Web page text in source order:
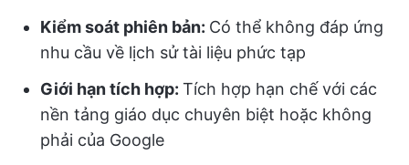
Kiểm soát phiên bản: Có thể không đáp ứng
nhu cầu về lịch sử tài liệu phức tạp
Giới hạn tích hợp: Tích hợp hạn chế với các
nền tảng giáo dục chuyên biệt hoặc không
phải của Google